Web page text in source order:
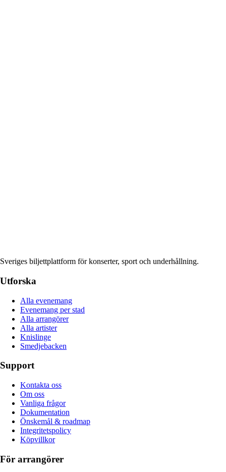
Sveriges biljettplattform för konserter, sport och underhållning.
Utforska
Alla evenemang
Evenemang per stad
Alla arrangörer
Alla artister
Knislinge
Smedjebacken
Support
Kontakta oss
Om oss
Vanliga frågor
Dokumentation
Önskemål & roadmap
Integritetspolicy
Köpvillkor
För arrangörer